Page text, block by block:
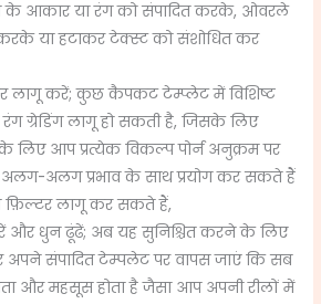
के आकार या रंग को संपादित करके, ओवरले
करके या हटाकर टेक्स्ट को संशोधित कर
लागू करें; कुछ कैपकट टेम्प्लेट में विशिष्ट
रंग ग्रेडिंग लागू हो सकती है, जिसके लिए
लिए आप प्रत्येक विकल्प पोर्न अनुक्रम पर
अलग-अलग प्रभाव के साथ प्रयोग कर सकते हैं
फ़िल्टर लागू कर सकते हैं,
और धुन ढूंढें; अब यह सुनिश्चित करने के लिए
अपने संपादित टेम्पलेट पर वापस जाएं कि सब
और महसूस होता है जैसा आप अपनी रीलों में